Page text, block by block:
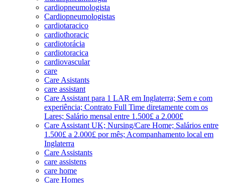
cardiopneumologista
Cardiopneumologistas
cardiotaracico
cardiothoracic
cardiotorácia
cardiotoracica
cardiovascular
care
Care Asistants
care assistant
Care Assistant para 1 LAR em Inglaterra; Sem e com
experiência; Contrato Full Time diretamente com os
Lares; Salário mensal entre 1.500£ a 2.000£
Care Assistant UK; Nursing/Care Home; Salários entre
1.500£ a 2.000£ por mês; Acompanhamento local em
Inglaterra
Care Assistants
care assistens
care home
Care Homes